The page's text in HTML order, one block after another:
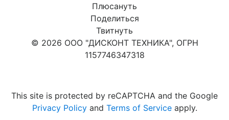
Плюсануть
Поделиться
Твитнуть
© 2026 ООО "ДИСКОНТ ТЕХНИКА", ОГРН
1157746347318
This site is protected by reCAPTCHA and the Google
Privacy Policyand Terms of Serviceapply.